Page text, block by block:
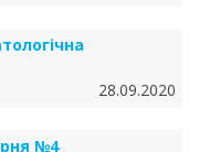
28.09.2020
№4